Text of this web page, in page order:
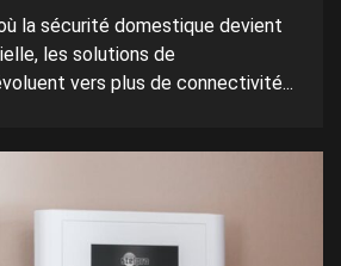
la sécurité domestique devient
les solutions de
vers plus de connectivité...